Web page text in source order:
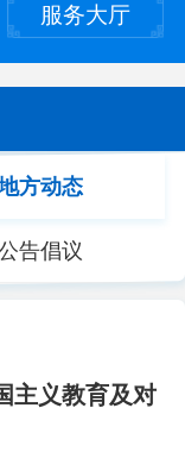
服务大厅
方动态
告倡议
主义教育及对